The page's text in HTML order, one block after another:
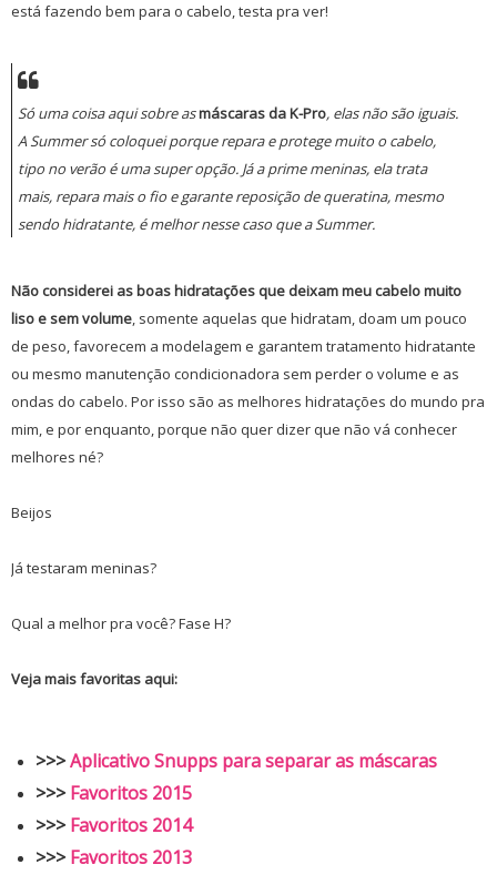
está fazendo bem para o cabelo, testa pra ver!
Só uma coisa aqui sobre asmáscaras da K-Pro, elas não são iguais.
A Summer só coloquei porque repara e protege muito o cabelo,
tipo no verão é uma super opção. Já a prime meninas, ela trata
mais, repara mais o fio e garante reposição de queratina, mesmo
sendo hidratante, é melhor nesse caso que a Summer.
Não considerei as boas hidratações que deixam meu cabelo muito
liso e sem volume, somente aquelas que hidratam, doam um pouco
de peso, favorecem a modelagem e garantem tratamento hidratante
ou mesmo manutenção condicionadora sem perder o volume e as
ondas do cabelo. Por isso são as melhores hidratações do mundo pra
mim, e por enquanto, porque não quer dizer que não vá conhecer
melhores né?
Beijos
Já testaram meninas?
Qual a melhor pra você? Fase H?
Veja mais favoritas aqui:
>>>Aplicativo Snupps para separar as máscaras
>>> Favoritos 2015
>>> Favoritos 2014
>>> Favoritos 2013